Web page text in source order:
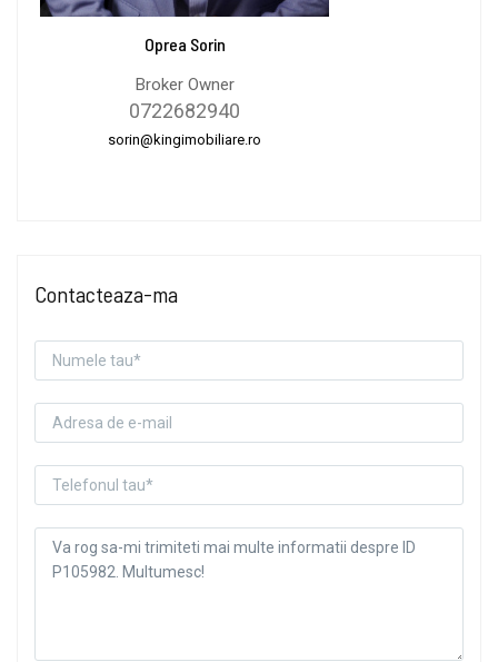
Oprea Sorin
Broker Owner
0722682940
sorin@kingimobiliare.ro
Contacteaza-ma